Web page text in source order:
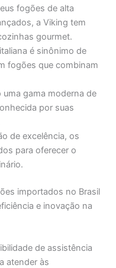
fogões de alta
a Viking tem
gourmet.
é sinônimo de
fogões que combinam
uma gama moderna de
por suas
de excelência, os
para oferecer o
importados no Brasil
e inovação na
de assistência
atender às